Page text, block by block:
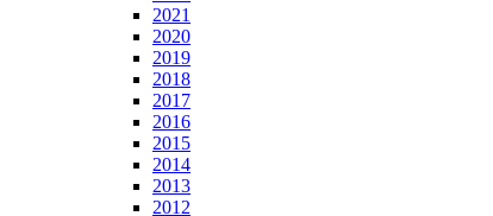
2021
2020
2019
2018
2017
2016
2015
2014
2013
2012